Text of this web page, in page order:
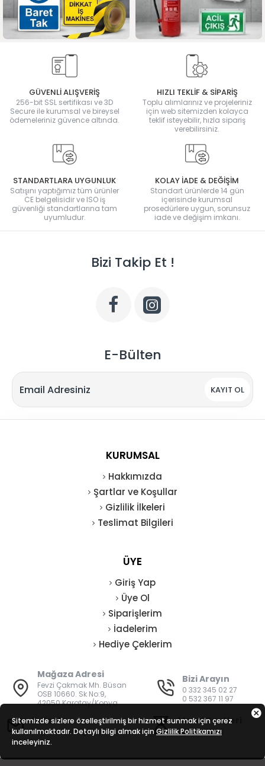
GÜVENLİ ALIŞVERİŞ
256-bit SSL sertifikası ve 3D
Secure ile kurumsal ve bireysel
ödemeleriniz güvence altında.
HIZLI TEKLİF & SİPARİŞ
Toplu alımlarınız ve projeleriniz
için web sitemizden kolayca
teklif isteyebilir, hızla sipariş
verebilirsiniz.
STANDARTLARA UYGUNLUK
Satışını yaptığımız tüm ürünler
CE belgelisidir ve ISO iş
güvenliği standartlarına tam
uyumludur.
KOLAY İADE & DEĞİŞİM
Standart ürünlerde 14 gün
içerisinde kurumsal
prosedürlere uygun, sorunsuz
iade ve değişim imkanı.
Bizi Takip Et !
E-Bülten
KAYIT OL
KURUMSAL
Hakkımızda
Şartlar ve Koşullar
Gizlilik İlkeleri
Teslimat Bilgileri
ÜYE
Giriş Yap
Üye Ol
Siparişlerim
İadelerim
Hediye Çeklerim
Mağaza Adresi
Fevzi Çakmak Mh. Büsan
OSB 10660. Sk No:9,
42050 Karatay/Konya
Bizi Arayın
0 332 345 02 27
0 532 367 11 97
E-Posta
bilgi@vatanisguvenligi.com
Mesai Saatleri
08:00 - 19:00
Sitemizde sizlere özelleştirilmiş bir hizmet sunmak için çerez
kullanılmaktadır. Detaylı bilgi almak için Gizlilik Politikamızı
inceleyiniz.